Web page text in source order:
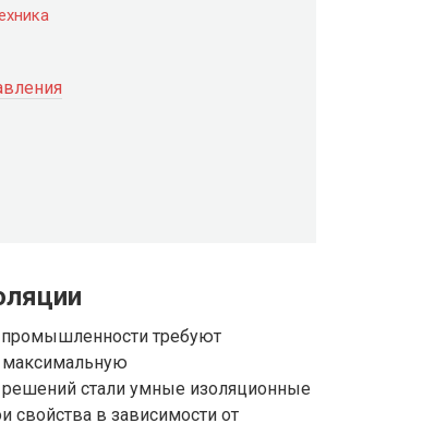
требуют
стали умные изоляционные
свойства в зависимости от